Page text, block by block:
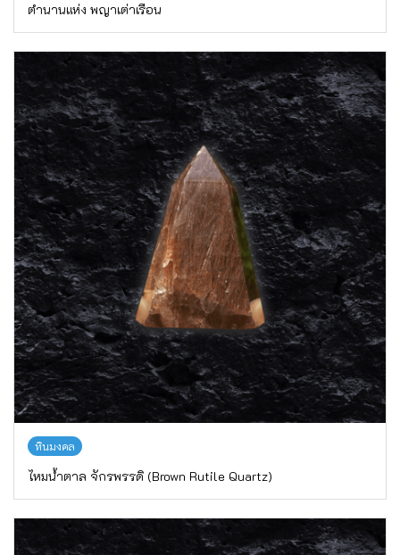
ตำนานแห่ง พญาเต่าเรือน
หินมงคล
ไหมน้ำตาล จักรพรรดิ (Brown Rutile Quartz)